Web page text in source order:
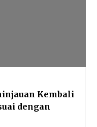
Kembali
dengan